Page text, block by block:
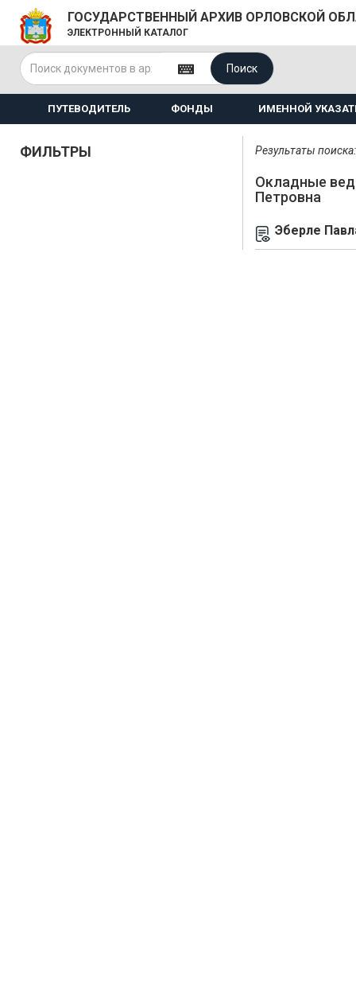
ГОСУДАРСТВЕННЫЙ АРХИВ ОРЛОВСКОЙ
ЭЛЕКТРОННЫЙ КАТАЛОГ
Поиск
ПУТЕВОДИТЕЛЬ ФОНДЫ ИМЕННОЙ
ФИЛЬТРЫ Результаты
Окладные
Петровна
Эберле